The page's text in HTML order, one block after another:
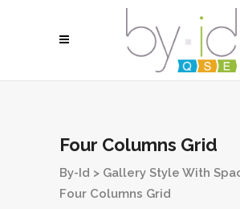
Four Columns Grid
By-Id > Gallery Style With
Four Columns Grid